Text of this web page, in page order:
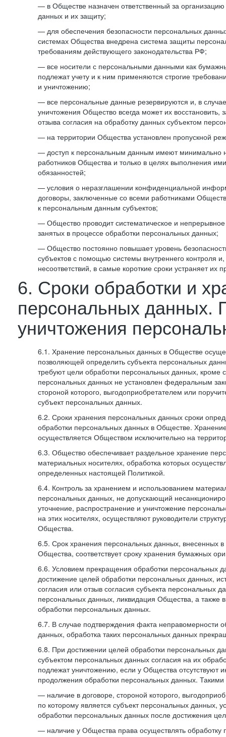
— в Обществе назначен ответственный за
данных и их защиту;
— для обеспечения безопасности персональных
системах Общества внедрена система защиты
требованиям действующего законодательства РФ;
— все носители с персональными данными как
подлежат учету и к ним применяются строгие
и уничтожению;
— все персональные данные резервируются и, в
уничтожения Общество всегда может их восстановить,
отзыва согласия на обработку данных субъектом
— на территории Общества установлен пропускной
— доступ к персональным данным имеют минимально
работников Общества и только в целях выполнения
обязанностей;
— условия о неразглашении конфиденциальной
договоры, заключенные со всеми работниками
к персональным данным субъектов;
— Общество проводит систематическое и непрерывное
занятых в процессе обработки персональных данных;
— Общество постоянно повышает уровень
субъектов с помощью системы внутреннего контроля
несоответствий, в самые короткие сроки устраняет их
6. Сроки обработки и
персональных данных.
уничтожения
6.1. Хранение персональных данных в Обществе
позволяющей определить субъекта персональных
требуют цели обработки персональных данных, кроме
персональных данных не установлен федеральным
стороной которого, выгодоприобретателем или
субъект персональных данных.
6.2. Сроки хранения персональных данных сроки
обработки персональных данных в Обществе.
осуществляется Обществом исключительно на
6.3. Общество обеспечивает раздельное хранение
материальных носителях, обработка которых
определенных настоящей Политикой.
6.4. Контроль за хранением и использованием
персональных данных, не допускающий
уточнение, распространение и уничтожение
на этих носителях, осуществляют руководители
Общества.
6.5. Срок хранения персональных данных, внесенных
Общества, соответствует сроку хранения бумажных
6.6. Условием прекращения обработки персональных
достижение целей обработки персональных данных,
согласия или отзыв согласия субъекта персональных
персональных данных, ликвидация Общества, а также
обработки персональных данных.
6.7. В случае подтверждения факта неправомерности
данных, обработка таких персональных данных
6.8. При достижении целей обработки персональных
субъектом персональных данных согласия на их
подлежат уничтожению, если у Общества отсутствуют
продолжения обработки персональных данных.
— наличие в договоре, стороной которого,
по которому является субъект персональных данных,
обработки персональных данных после достижения
— наличие у Общества права осуществлять обработку